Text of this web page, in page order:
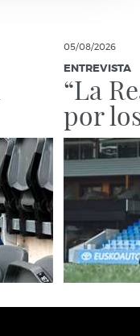
05/08/2026
ENTREVISTA
“La
por